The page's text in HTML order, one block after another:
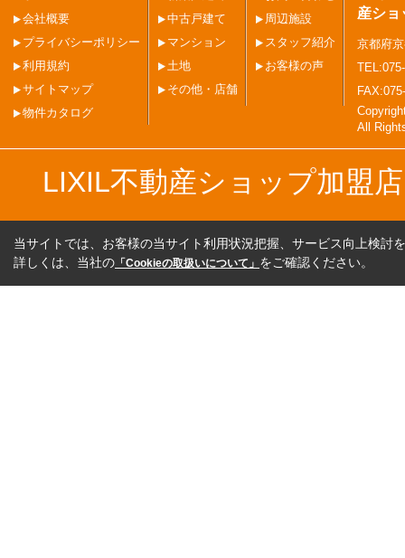
会社概要
プライバシーポリシー
利用規約
サイトマップ
物件カタログ
中古戸建て
マンション
土地
その他・店舗
周辺施設
スタッフ紹介
お客様の声
産ショ
京都府
All
LIXIL不動産ショップ加盟
当サイトでは、お客様の当サイト利用状況把握、サービス向上検討
詳しくは、当社の 「Cookieの取扱いについて」 をご確認ください。